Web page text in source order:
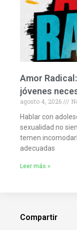
Amor
jóvenes
agosto 4, 2026
Hablar con
sexualidad no
temen
adecuadas
Leer más »
Compartir